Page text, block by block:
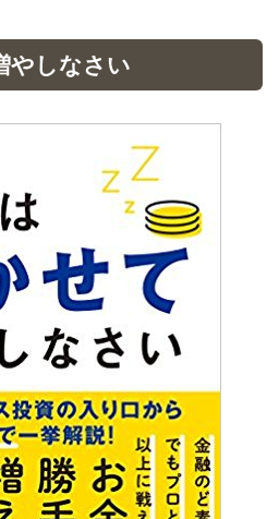
やしなさい